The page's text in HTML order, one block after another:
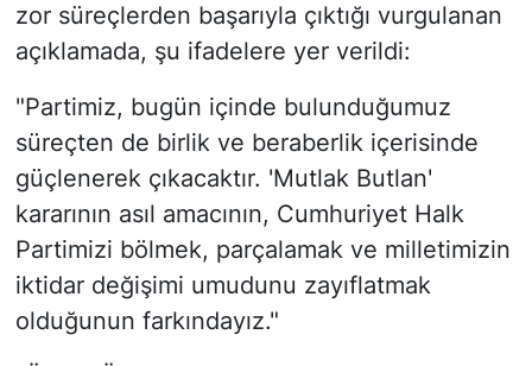
zor süreçlerden başarıyla çıktığı vurgulanan
açıklamada, şu ifadelere yer verildi:
"Partimiz, bugün içinde bulunduğumuz
süreçten de birlik ve beraberlik içerisinde
güçlenerek çıkacaktır. 'Mutlak Butlan'
kararının asıl amacının, Cumhuriyet Halk
Partimizi bölmek, parçalamak ve milletimizin
iktidar değişimi umudunu zayıflatmak
olduğunun farkındayız."